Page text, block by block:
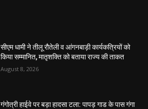
सीएम धामी ने तीलू रौतेली व आंगनबाड़ी कार्यकत्रियों को
किया सम्मानित, मातृशक्ति को बताया राज्य की ताकत
August 8, 2026
गंगोत्री हाईवे पर बड़ा हादसा टला: पापड़ गाड के पास गंगा